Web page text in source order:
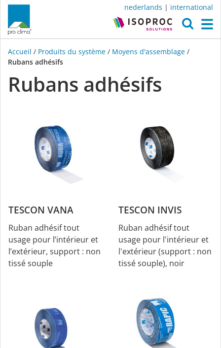
nederlands | international
Accueil / Produits du système / Moyens d'assemblage /
Rubans adhésifs
Rubans adhésifs
TESCON VANA
Ruban adhésif tout
usage pour l’intérieur et
l’extérieur, support : non
tissé souple
TESCON INVIS
Ruban adhésif tout
usage pour l'intérieur et
l'extérieur (support : non
tissé souple), noir